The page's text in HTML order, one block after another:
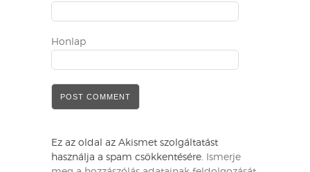
Honlap
Ez az oldal az Akismet szolgáltatást
használja a spam csökkentésére.
Ismerje